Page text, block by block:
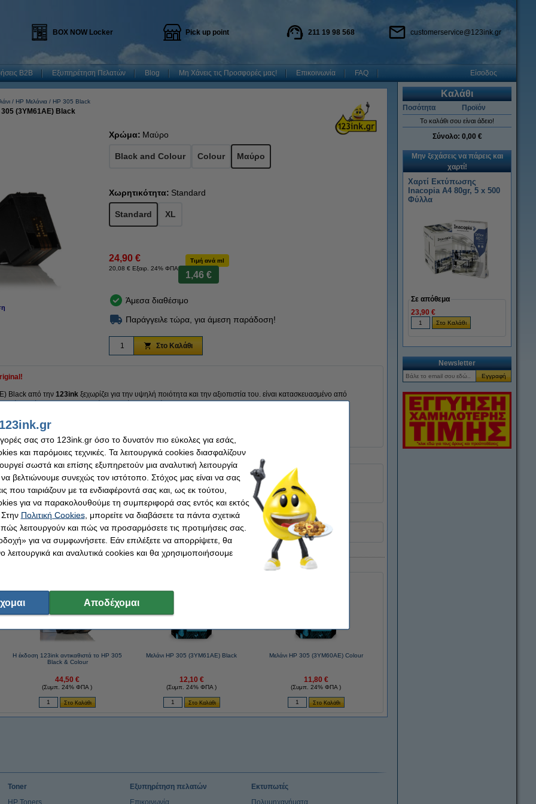
BOX NOW Locker Pick up point 211 19 98 568 customerservice@123ink.gr
B2B Εξυπηρέτηση Πελατών Blog Μη Χάνεις τις Προσφορές μας! Επικοινωνία FAQ Είσοδος
HP Μελάνια HP 305 Black
305 (3YM61AE) Black
Χρώμα: Μαύρο
Black and Colour Colour Μαύρο
Χωρητικότητα: Standard
Standard XL
24,90 €
20,08 € Εξαιρ. 24% ΦΠΑ
Τιμή ανά ml
1,46 €
Άμεσα διαθέσιμο
Παράγγειλε τώρα, για άμεση παράδοση!
Στο Καλάθι
Black από την 123ink ξεχωρίζει για την υψηλή ποιότητα και την αξιοπιστία του. είναι κατασκευασμένο από
(άρα, σύμφωνα με τα υψηλότερα πρότυπα ποιότητας).
και με 100% εγγύηση!
Μάρκα:
123ink
Κωδικός πρ.:
093160
Κωδικός: 3YM61AE
αντί για το original!
αγορά με εσένα!
Η έκδοση 123ink αντικαθιστά το HP 305
Black & Colour
44,50 €
(Συμπ. 24% ΦΠΑ )
Μελάνι HP 305 (3YM61AE) Black
12,10 €
(Συμπ. 24% ΦΠΑ )
Μελάνι HP 305 (3YM60AE) Colour
11,80 €
(Συμπ. 24% ΦΠΑ )
Καλάθι
Ποσότητα Προϊόν
Το καλάθι σου είναι άδειο!
Σύνολο: 0,00 €
Μην ξεχάσεις να πάρεις και
χαρτί!
Χαρτί Εκτύπωσης
Inacopia Α4 80gr, 5 x 500
Φύλλα
Σε απόθεμα
23,90 €
Newsletter
Toner
HP Toners
Εξυπηρέτηση πελατών
Επικοινωνία
Εκτυπωτές
Πολυμηχανήματα
σας στο 123ink.gr όσο το δυνατόν πιο εύκολες για εσάς,
και παρόμοιες τεχνικές. Τα λειτουργικά cookies διασφαλίζουν
σωστά και επίσης εξυπηρετούν μια αναλυτική λειτουργία
βελτιώνουμε συνεχώς τον ιστότοπο. Στόχος μας είναι να σας
που ταιριάζουν με τα ενδιαφέροντά σας και, ως εκ τούτου,
για να παρακολουθούμε τη συμπεριφορά σας εντός και εκτός
Πολιτική Cookies, μπορείτε να διαβάσετε τα πάντα σχετικά
λειτουργούν και πώς να προσαρμόσετε τις προτιμήσεις σας.
για να συμφωνήσετε. Εάν επιλέξετε να απορρίψετε, θα
και αναλυτικά cookies και θα χρησιμοποιήσουμε
Αποδέχομαι